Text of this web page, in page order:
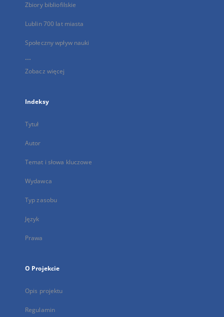
Zbiory bibliofilskie
Lublin 700 lat miasta
Społeczny wpływ nauki
...
Zobacz więcej
Indeksy
Tytuł
Autor
Temat i słowa kluczowe
Wydawca
Typ zasobu
Język
Prawa
O Projekcie
Opis projektu
Regulamin